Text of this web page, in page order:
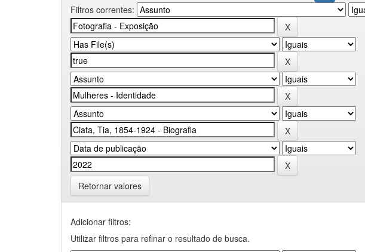
Filtros correntes:
Retornar valores
Adicionar filtros:
Utilizar filtros para refinar o resultado de busca.